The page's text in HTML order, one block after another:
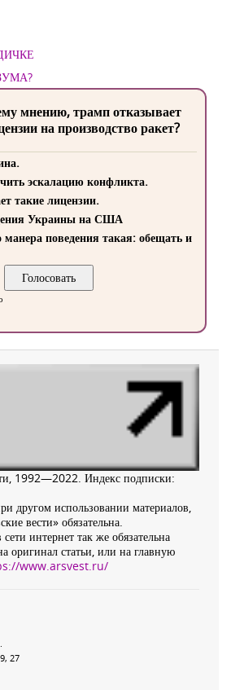
мнению, трамп отказывает
на производство ракет?
эскалацию конфликта.
такие лицензии.
Украины на США
манера поведения такая: обещать и
1992—2022. Индекс подписки:
другом использовании материалов,
вести» обязательна.
интернет так же обязательна
оригинал статьи, или на главную
www.arsvest.ru/
27